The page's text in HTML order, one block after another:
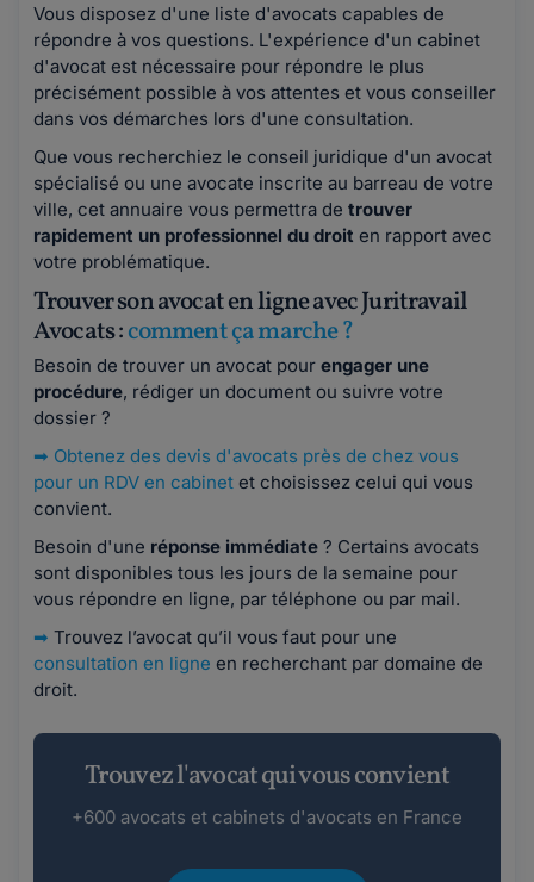
Vous disposez d'une liste d'avocats capables de
répondre à vos questions. L'expérience d'un cabinet
d'avocat est nécessaire pour répondre le plus
précisément possible à vos attentes et vous conseiller
dans vos démarches lors d'une consultation.
Que vous recherchiez le conseil juridique d'un avocat
spécialisé ou une avocate inscrite au barreau de votre
ville, cet annuaire vous permettra de trouver
rapidement un professionnel du droit en rapport avec
votre problématique.
Trouver son avocat en ligne avec Juritravail
Avocats :comment ça marche ?
Besoin de trouver un avocat pour engager une
procédure, rédiger un document ou suivre votre
dossier ?
➡ Obtenez des devis d'avocats près de chez vous
pour un RDV en cabinet et choisissez celui qui vous
convient.
Besoin d'une réponse immédiate ? Certains avocats
sont disponibles tous les jours de la semaine pour
vous répondre en ligne, par téléphone ou par mail.
➡ Trouvez l’avocat qu’il vous faut pour une
consultation en ligne en recherchant par domaine de
droit.
Trouvez l'avocat qui vous convient
+600 avocats et cabinets d'avocats en France